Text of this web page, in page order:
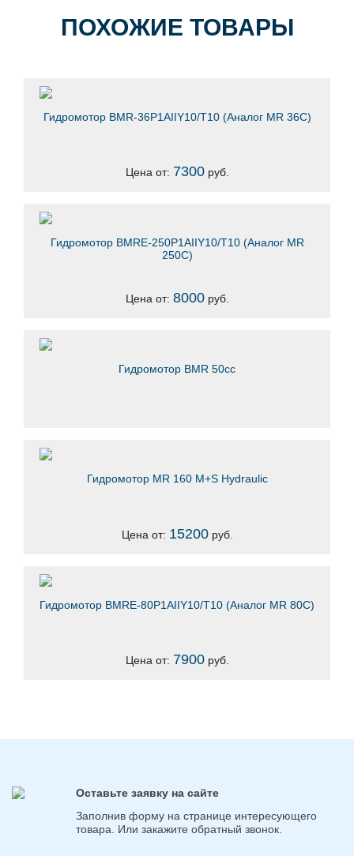
ПОХОЖИЕ ТОВАРЫ
Гидромотор BMR-36P1AIIY10/T10 (Аналог MR 36C)
Цена от: 7300руб.
Гидромотор ВМRE-250Р1AIIY10/T10 (Аналог MR
250C)
Цена от: 8000руб.
Гидромотор BMR 50сс
Гидромотор MR 160 M+S Hydraulic
Цена от: 15200руб.
Гидромотор ВМRE-80Р1AIIY10/T10 (Аналог MR 80C)
Цена от: 7900руб.
Оставьте заявку на сайте
Заполнив форму на странице интересующего
товара. Или закажите обратный звонок.